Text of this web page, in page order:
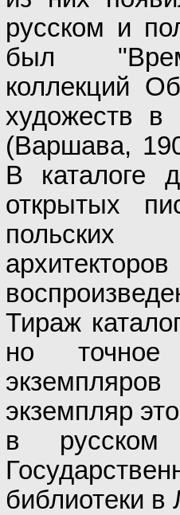
русском и
был
коллекций
художеств в
(Варшава,
В каталоге
открытых
Тираж
но точное
экземпляр
в русском
библиотеки в